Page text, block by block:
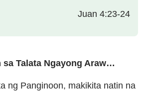
Juan 4:23-24
sa Talata Ngayong Araw…
ng Panginoon, makikita natin na